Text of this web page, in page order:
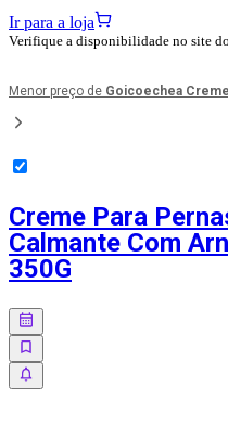
Ir para a loja
Verifique a disponibilidade no site do
Menor preço de Goicoechea
Creme Para
Calmante Com
350G